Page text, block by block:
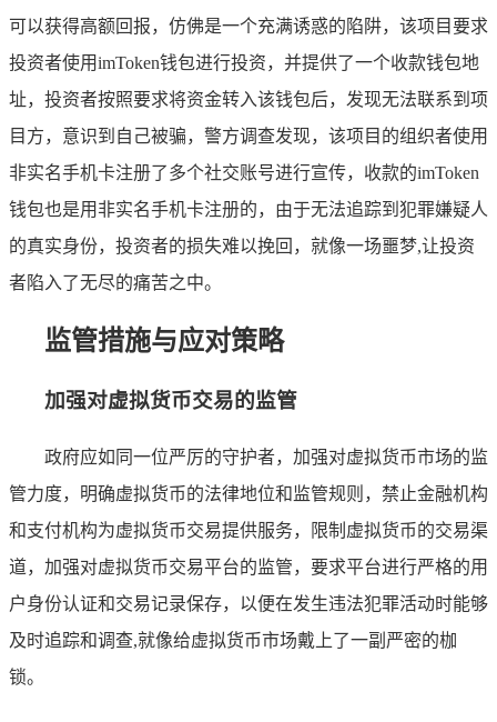
可以获得高额回报，仿佛是一个充满诱惑的陷阱，该项目要求
投资者使用imToken钱包进行投资，并提供了一个收款钱包地
址，投资者按照要求将资金转入该钱包后，发现无法联系到项
目方，意识到自己被骗，警方调查发现，该项目的组织者使用
非实名手机卡注册了多个社交账号进行宣传，收款的imToken
钱包也是用非实名手机卡注册的，由于无法追踪到犯罪嫌疑人
的真实身份，投资者的损失难以挽回，就像一场噩梦,让投资
者陷入了无尽的痛苦之中。
监管措施与应对策略
加强对虚拟货币交易的监管
政府应如同一位严厉的守护者，加强对虚拟货币市场的监
管力度，明确虚拟货币的法律地位和监管规则，禁止金融机构
和支付机构为虚拟货币交易提供服务，限制虚拟货币的交易渠
道，加强对虚拟货币交易平台的监管，要求平台进行严格的用
户身份认证和交易记录保存，以便在发生违法犯罪活动时能够
及时追踪和调查,就像给虚拟货币市场戴上了一副严密的枷
锁。